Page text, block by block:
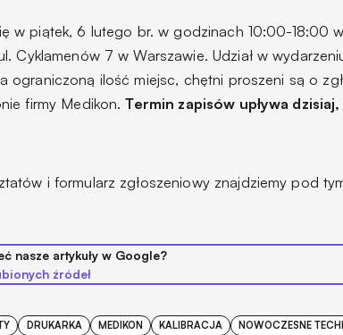
w piątek, 6 lutego br. w godzinach 10:00-18:00
Cyklamenów 7 w Warszawie. Udział w
ograniczoną ilość miejsc, chętni proszeni są o
firmy Medikon.Termin zapisów upływa
i formularz zgłoszeniowy znajdziemy pod
nasze artykuły w Google?
źródeł
DRUKARKA MEDIKON KALIBRACJA
NOWOCZESNE